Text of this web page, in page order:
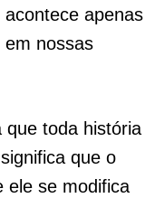
acontece apenas
em nossas
que toda história
que o
ele se modifica